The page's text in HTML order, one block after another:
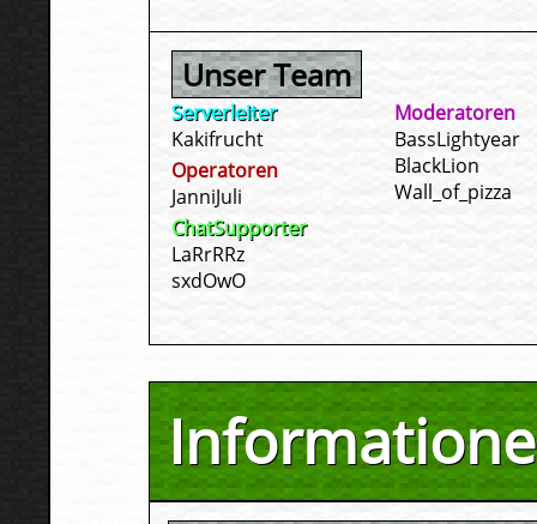
Unser Team
Serverleiter
Kakifrucht
Moderatoren
BassLightyear
BlackLion
Wall_of_pizza
Operatoren
JanniJuli
ChatSupporter
LaRrRRz
sxdOwO